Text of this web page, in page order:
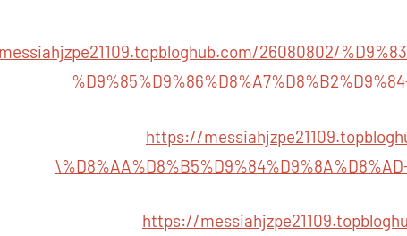
26080802/
https://
https://